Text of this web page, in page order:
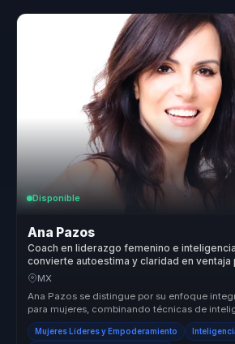
Disponible
Ana Pazos
Coach en liderazgo femenino e
convierte autoestima y claridad en ventaja
equipos.
MX
Ana Pazos se distingue por su enfoque
para mujeres, combinando técnicas de
mindfulness y ...
Mujeres Líderes y Empoderamiento